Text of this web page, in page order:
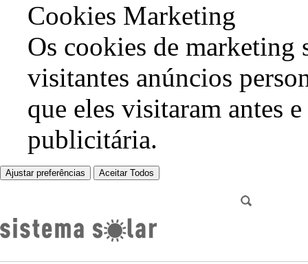
Cookies Marketing
Os cookies de marketing
visitantes anúncios
que eles visitaram antes
publicitária.
Ajustar preferências Aceitar Todos